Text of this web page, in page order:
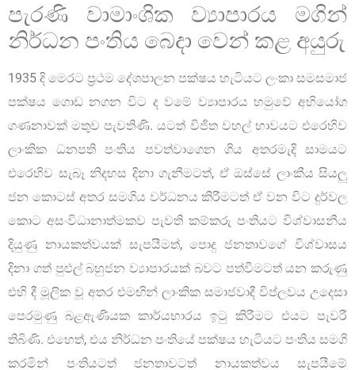
පැරණි වාමාංශික ව්‍යාපාරය මගින්
නිර්ධන පංතිය බෙදා වෙන් කළ අයුරු
1935 දි මෙරට ප්‍රථම දේශපාලන පක්ෂය හැටියට ලංකා සමසමාජ
පක්ෂය ගොඩ නගන විට ද වමේ ව්‍යාපාරය හමුවේ අභියෝග
ගණනාවක් මතුව පැවතිණි. යටත් විජිත වහල් භාවයට එරෙහිව
ලාංකික ධනපති පංතිය පවත්වාගෙන ගිය අතරමැදි සාමයට
එරෙහිව සැබෑ නිදහස දිනා ගැනීමටත්, ඒ ඔස්සේ ලාංකීය සියලු
ජන කොටස් අතර සමගිය වර්ධනය කිරීමටත් ඒ වන විට දුර්වල
කොට අසංවිධානාත්මකව පැවති කම්කරු පංතියට විශ්වාසනීය
දියුණු නායකත්වයක් සැපයීමත්, පොදු ජනතාවගේ විශ්වාසය
දිනා ගත් පුළුල් බහුජන ව්‍යාපාරයක් බවට පත්වීමටත් යන කරුණු
එහි දී මූලික වූ අතර එමඟින් ලාංකික සමාජවාදී විප්ලවය උදෙසා
පෙරමුණු බළඇණියක කාර්යභාරය ඉටු කිරීමට එයට පැවරී
තිබිණි. එහෙත්, එය නිර්ධන පංතියේ පක්ෂය හැටියට පංතිය සමගි
කරමින් පංතියටත් ජනතාවටත් නායකත්වය සැපයීමේ